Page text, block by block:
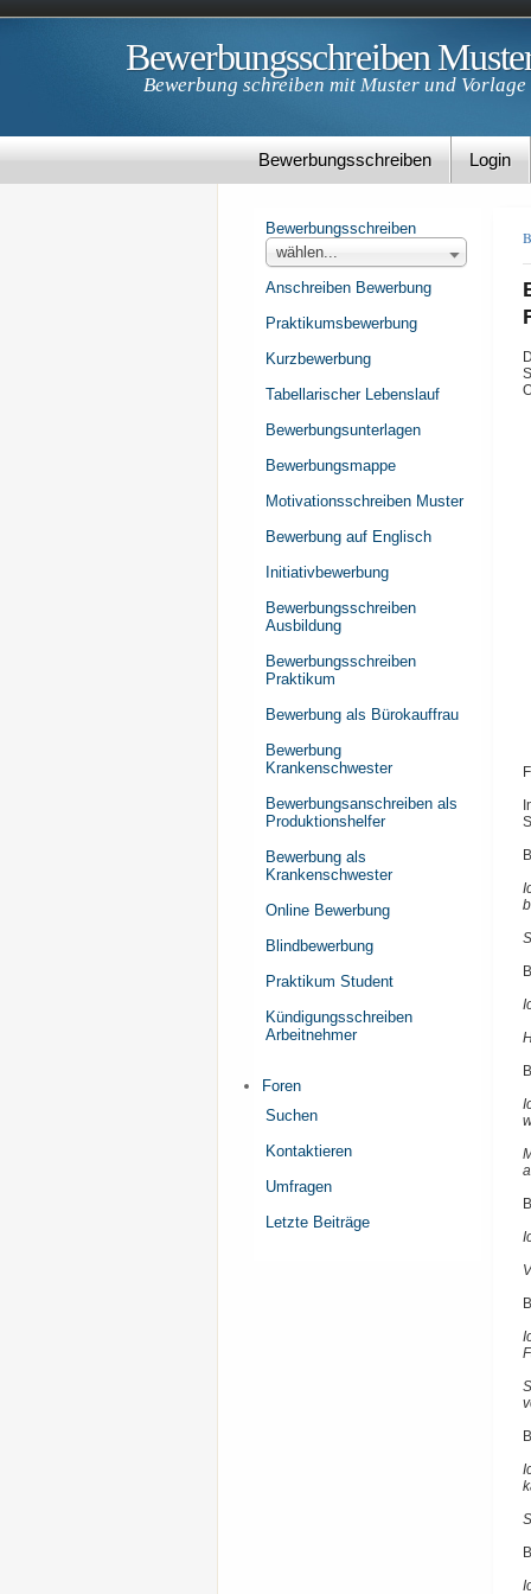
Bewerbungsschreiben
Bewerbung schreiben mit Muster und Vorlage
Bewerbungsschreiben Login
Bewerbungsschreiben
wählen...
Anschreiben Bewerbung
Praktikumsbewerbung
Kurzbewerbung
Tabellarischer Lebenslauf
Bewerbungsunterlagen
Bewerbungsmappe
Motivationsschreiben Muster
Bewerbung auf Englisch
Initiativbewerbung
Bewerbungsschreiben
Ausbildung
Bewerbungsschreiben
Praktikum
Bewerbung als Bürokauffrau
Bewerbung
Krankenschwester
Bewerbungsanschreiben als
Produktionshelfer
Bewerbung als
Krankenschwester
Online Bewerbung
Blindbewerbung
Praktikum Student
Kündigungsschreiben
Arbeitnehmer
Foren
Suchen
Kontaktieren
Umfragen
Letzte Beiträge